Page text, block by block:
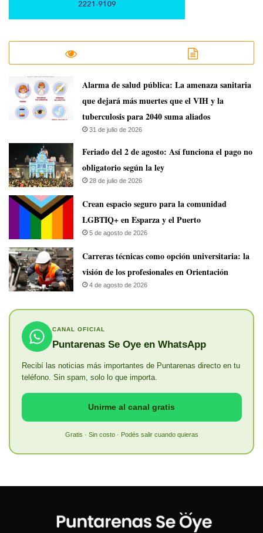
​Alarma de salud pública: La amenaza sanitaria
que dejará más muertes que el VIH y la
tuberculosis para 2040 suma aliados
31 de julio de 2026
Feriado del 2 de agosto: Así funciona el pago no
obligatorio según la ley
28 de julio de 2026
Crean espacio seguro para la comunidad
LGBTIQ+ en Esparza y el Puerto
5 de agosto de 2026
Carreras técnicas como opción universitaria: la
visión de los profesionales en Orientación
4 de agosto de 2026
CANAL OFICIAL
Puntarenas Se Oye en WhatsApp
Recibí las noticias más importantes de Puntarenas directo en tu
teléfono. Sin spam, solo lo que importa.
Unirme al canal gratis
Gratis · Sin costo · Podés salir cuando quieras